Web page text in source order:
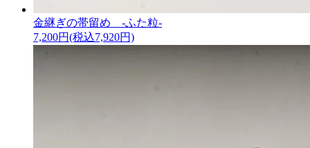
金継ぎの帯留め -ふた粒-
7,200円(税込7,920円)